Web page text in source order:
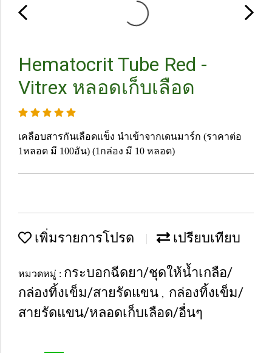
Hematocrit Tube Red -
Vitrex หลอดเก็บเลือด
เคลือบสารกันเลือดแข็ง นำเข้าจากเดนมาร์ก (ราคาต่อ
1หลอด มี 100อัน) (1กล่อง มี 10 หลอด)
เพิ่มรายการโปรด เปรียบเทียบ
หมวดหมู่ : กระบอกฉีดยา/ชุดให้น้ำเกลือ/
กล่องทิ้งเข็ม/สายรัดแขน , กล่องทิ้งเข็ม/
สายรัดแขน/หลอดเก็บเลือด/อื่นๆ